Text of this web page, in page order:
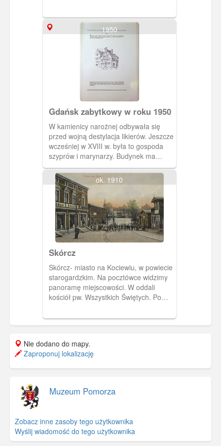
sztormu i szkoła im. Pestalozziego we
Wrzeszczu.
1950
Gdańsk zabytkowy w roku 1950
W kamienicy narożnej odbywała się
przed wojną destylacja likierów. Jeszcze
wcześniej w XVIII w. była to gospoda
szyprów i marynarzy. Budynek ma
późnobarokowy szczyt. U góry powinna
być figurka kupca, ale zabrano ją już
dawno temu do konserwacji i nie
wróciła na swoje miejsce. Obecnie
siedziba Gdańskiego Towarzystwa
Naukowego. Kamienica trochę
ucierpiała w czasie wojny. Częściowo
zrekonstruowano ją w latach 70.
ok. 1910
Skórcz
Skórcz- miasto na Kociewiu, w powiecie
starogardzkim. Na pocztówce widzimy
panoramę miejscowości. W oddali
kościół pw. Wszystkich Świętych. Po
księgarnią- po prawej, sklep Annutha.
Nie dodano do mapy.
Zaproponuj lokalizację
Muzeum Pomorza
Zobacz inne zasoby tego użytkownika
Wyślij wiadomość do tego użytkownika